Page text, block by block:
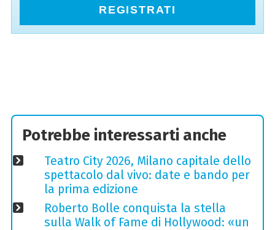
REGISTRATI
Potrebbe interessarti anche
Teatro City 2026, Milano capitale dello
spettacolo dal vivo: date e bando per
la prima edizione
Roberto Bolle conquista la stella
sulla Walk of Fame di Hollywood: «un